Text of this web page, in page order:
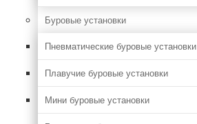
Буровые установки
Пневматические буровые установки
Плавучие буровые установки
Мини буровые установки